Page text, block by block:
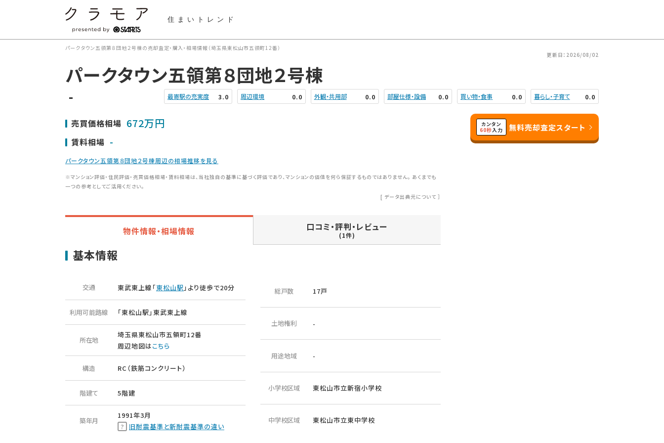
住まいトレンド
パークタウン五領第８団地２号棟の売却査定・購入・相場情報（埼玉県東松山市五領町12番）
更新日：2026/08/02
パークタウン五領第８団地２号棟
- 最寄駅の充実度 3.0 周辺環境 0.0 外観・共用部 0.0 部屋仕様・設備 0.0 買い物・食事 0.0 暮らし・子育て 0.0
売買価格相場 672万円
賃料相場 -
パークタウン五領第８団地２号棟周辺の相場推移を見る
※マンション評価・住民評価・売買価格相場・賃料相場は、当社独自の基準に基づく評価であり、マンションの価値を何ら保証するものではありません。 あくまでも
一つの参考としてご活用ください。
[ データ出典元について ］
物件情報・相場情報 口コミ・評判・レビュー
(1件)
基本情報
交通 東武東上線「東松山駅 」より徒歩で20分
利用可能路線 「東松山駅」東武東上線
所在地
埼玉県東松山市五領町12番
周辺地図はこちら
構造 RC（鉄筋コンクリート）
階建て 5階建
築年月
1991年3月
旧耐震基準と新耐震基準の違い
総戸数 17戸
土地権利 -
用途地域 -
小学校区域 東松山市立新宿小学校
中学校区域 東松山市立東中学校
カンタン
60秒入力 無料売却査定スタート